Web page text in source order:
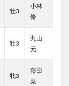
牡3
小林
脩
牡3
丸山
元
牝3
藤田
菜